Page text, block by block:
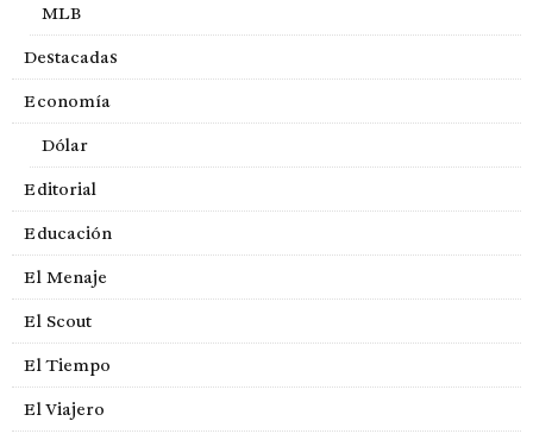
MLB
Destacadas
Economía
Dólar
Editorial
Educación
El Menaje
El Scout
El Tiempo
El Viajero